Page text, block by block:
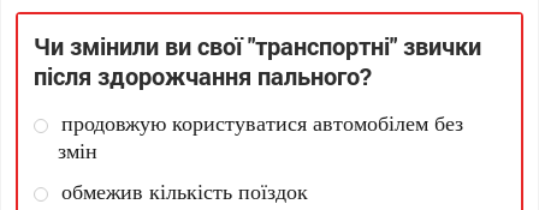
Чи змінили ви свої "транспортні" звички
після здорожчання пального?
продовжую користуватися автомобілем без
змін
обмежив кількість поїздок